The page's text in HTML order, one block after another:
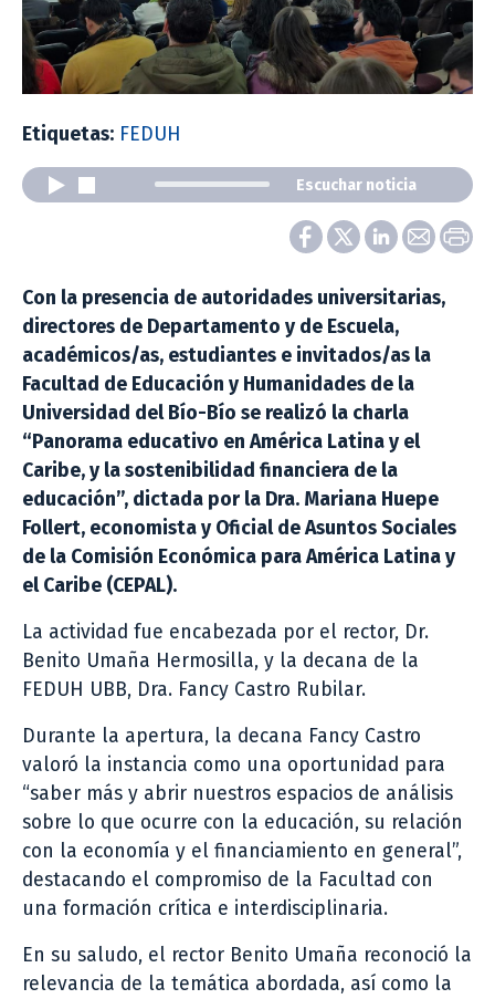
Etiquetas: FEDUH
Escuchar noticia
Con la presencia de autoridades universitarias,
directores de Departamento y de Escuela,
académicos/as, estudiantes e invitados/as la
Facultad de Educación y Humanidades de la
Universidad del Bío-Bío se realizó la charla
“Panorama educativo en América Latina y el
Caribe, y la sostenibilidad financiera de la
educación”, dictada por la Dra. Mariana Huepe
Follert, economista y Oficial de Asuntos Sociales
de la Comisión Económica para América Latina y
el Caribe (CEPAL).
La actividad fue encabezada por el rector, Dr.
Benito Umaña Hermosilla, y la decana de la
FEDUH UBB, Dra. Fancy Castro Rubilar.
Durante la apertura, la decana Fancy Castro
valoró la instancia como una oportunidad para
“saber más y abrir nuestros espacios de análisis
sobre lo que ocurre con la educación, su relación
con la economía y el financiamiento en general”,
destacando el compromiso de la Facultad con
una formación crítica e interdisciplinaria.
En su saludo, el rector Benito Umaña reconoció la
relevancia de la temática abordada, así como la